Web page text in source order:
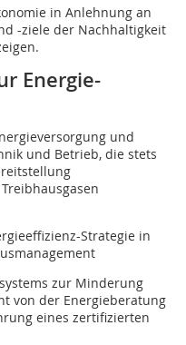
in Anlehnung an
-ziele der Nachhaltigkeit
Energie-
und
und Betrieb, die stets
Strategie in
zur Minderung
von der Energieberatung
eines zertifizierten